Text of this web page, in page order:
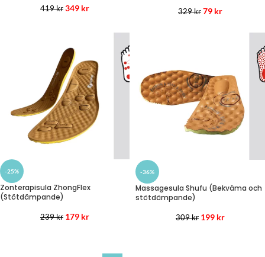
419kr 349 kr 329kr 79 kr
-25%
Zonterapisula ZhongFlex
(Stötdämpande)
239kr 179 kr
-36%
Massagesula Shufu (Bekväma och
stötdämpande)
309kr 199 kr